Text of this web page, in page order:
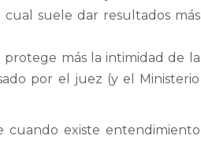
suele dar resultados más
más la intimidad de la
por el juez (y el Ministerio
cuando existe entendimiento